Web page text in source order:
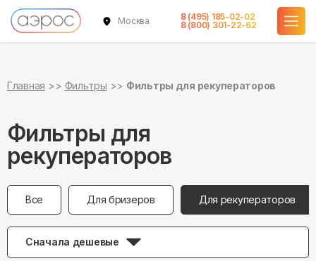
Москва
8 (495) 185-02-02
8 (800) 301-22-62
Главная Фильтры Фильтры для рекуператоров
Фильтры для
рекуператоров
Все Для бризеров Для рекуператоров
Сначала дешевые